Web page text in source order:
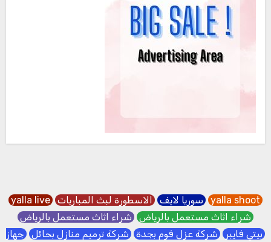
yalla shoot سوريا لايف الاسطورة لبث المباريات yalla live
شراء اثاث مستعمل بالرياض شراء اثاث مستعمل بالرياض
بيتي فايبر شركة عزل فوم بجدة شركة ترميم منازل بحائل جهاز